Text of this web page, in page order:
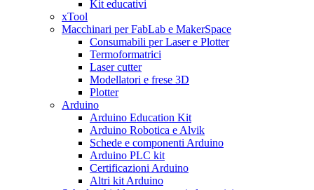
Kit educativi
xTool
Macchinari per FabLab e MakerSpace
Consumabili per Laser e Plotter
Termoformatrici
Laser cutter
Modellatori e frese 3D
Plotter
Arduino
Arduino Education Kit
Arduino Robotica e Alvik
Schede e componenti Arduino
Arduino PLC kit
Certificazioni Arduino
Altri kit Arduino